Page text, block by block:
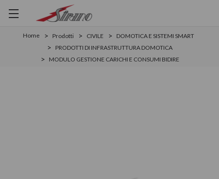
Home Prodotti CIVILE
DOMOTICA E SISTEMI SMART
PRODOTTI DI INFRASTRUTTURA DOMOTICA
MODULO GESTIONE CARICHI E CONSUMI BIDIRE